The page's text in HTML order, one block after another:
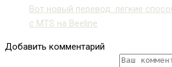
Вот новый перевод: легкие
с MTS на Beeline
Добавить комментарий